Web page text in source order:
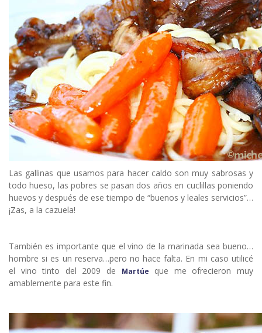
Las gallinas que usamos para hacer caldo son muy sabrosas y
todo hueso, las pobres se pasan dos años en cuclillas poniendo
huevos y después de ese tiempo de “buenos y leales servicios”…
¡Zas, a la cazuela!
También es importante que el vino de la marinada sea bueno…
hombre si es un reserva…pero no hace falta. En mi caso utilicé
el vino tinto del 2009 de
Martúe que me ofrecieron muy
amablemente para este fin.